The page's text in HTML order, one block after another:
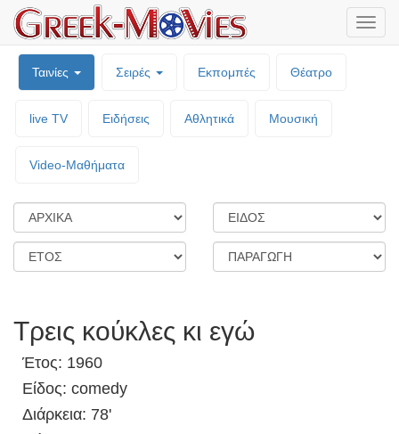
Ταινίες Σειρές Εκπομπές Θέατρο
live TV Ειδήσεις Αθλητικά Μουσική
Video-Mαθήματα
Τρεις κούκλες κι εγώ
Έτος: 1960
Είδος: comedy
Διάρκεια: 78'